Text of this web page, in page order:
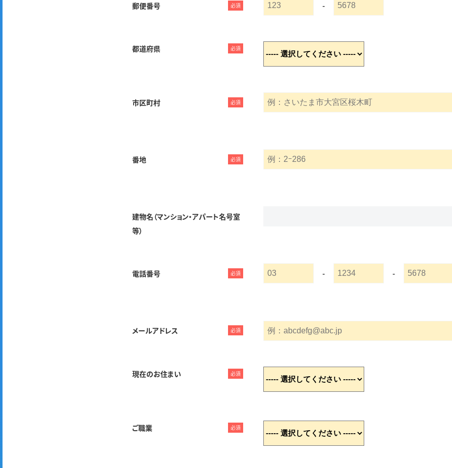
郵便番号 必須 -
都道府県 必須
市区町村 必須
番地 必須
建物名（マンション・アパート名号室
等）
電話番号 必須 - -
メールアドレス 必須
現在のお住まい 必須
ご職業 必須